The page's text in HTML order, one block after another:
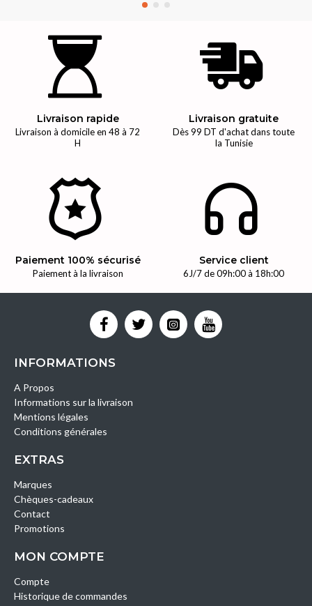
Livraison rapide
Livraison à domicile en 48 à 72
H
Livraison gratuite
Dès 99 DT d'achat dans toute
la Tunisie
Paiement 100% sécurisé
Paiement à la livraison
Service client
6J/7 de 09h:00 à 18h:00
INFORMATIONS
A Propos
Informations sur la livraison
Mentions légales
Conditions générales
EXTRAS
Marques
Chèques-cadeaux
Contact
Promotions
MON COMPTE
Compte
Historique de commandes